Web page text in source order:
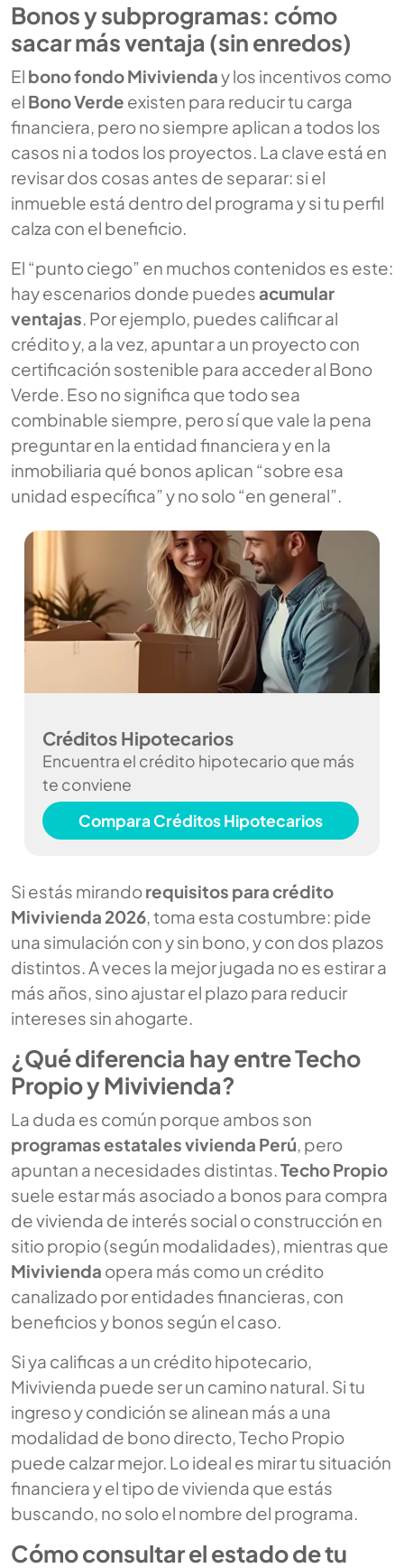
Bonos y subprogramas: cómo
sacar más ventaja (sin enredos)
El bono fondo Mivivienday los incentivos como
el Bono Verde existen para reducir tu carga
financiera, pero no siempre aplican a todos los
casos ni a todos los proyectos. La clave está en
revisar dos cosas antes de separar: si el
inmueble está dentro del programa y si tu perfil
calza con el beneficio.
El “punto ciego” en muchos contenidos es este:
hay escenarios donde puedesacumular
ventajas. Por ejemplo, puedes calificar al
crédito y, a la vez, apuntar a un proyecto con
certificación sostenible para acceder al Bono
Verde. Eso no significa que todo sea
combinable siempre, pero sí que vale la pena
preguntar en la entidad financiera y en la
inmobiliaria qué bonos aplican “sobre esa
unidad específica” y no solo “en general”.
Créditos Hipotecarios
Encuentra el crédito hipotecario que más
te conviene
Compara Créditos Hipotecarios
Si estás mirandorequisitos para crédito
Mivivienda 2026, toma esta costumbre: pide
una simulación con y sin bono, y con dos plazos
distintos. A veces la mejor jugada no es estirar a
más años, sino ajustar el plazo para reducir
intereses sin ahogarte.
¿Qué diferencia hay entre Techo
Propio y Mivivienda?
La duda es común porque ambos son
programas estatales vivienda Perú, pero
apuntan a necesidades distintas.Techo Propio
suele estar más asociado a bonos para compra
de vivienda de interés social o construcción en
sitio propio (según modalidades), mientras que
Mivivienda opera más como un crédito
canalizado por entidades financieras, con
beneficios y bonos según el caso.
Si ya calificas a un crédito hipotecario,
Mivivienda puede ser un camino natural. Si tu
ingreso y condición se alinean más a una
modalidad de bono directo, Techo Propio
puede calzar mejor. Lo ideal es mirar tu situación
financiera y el tipo de vivienda que estás
buscando, no solo el nombre del programa.
Cómo consultar el estado de tu